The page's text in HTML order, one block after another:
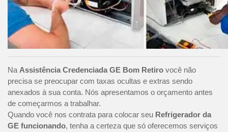
Na Assistência Credenciada GE Bom Retiro você não
precisa se preocupar com taxas ocultas e extras sendo
anexados à sua conta. Nós apresentamos o orçamento antes
de começarmos a trabalhar.
Quando você nos contrata para colocar seu Refrigerador da
GE funcionando, tenha a certeza que só oferecemos serviços